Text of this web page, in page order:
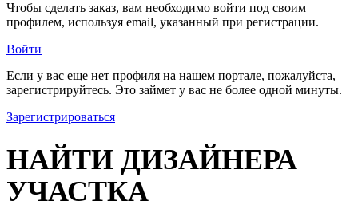
Чтобы сделать заказ, вам необходимо войти под своим
профилем, используя email, указанный при регистрации.
Войти
Если у вас еще нет профиля на нашем портале, пожалуйста,
зарегистрируйтесь. Это займет у вас не более одной минуты.
Зарегистрироваться
НАЙТИ ДИЗАЙНЕРА
УЧАСТКА